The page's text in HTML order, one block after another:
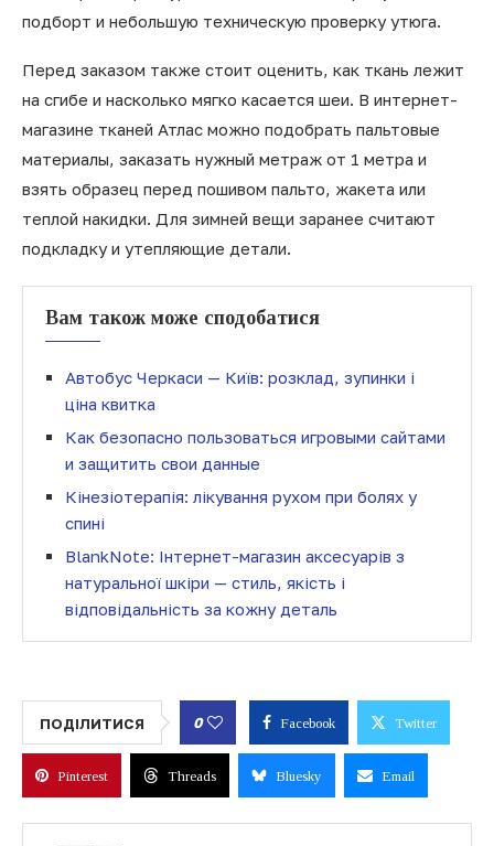
подборт и небольшую техническую проверку утюга.
Перед заказом также стоит оценить, как ткань лежит
на сгибе и насколько мягко касается шеи. В интернет-
магазине тканей Атлас можно подобрать пальтовые
материалы, заказать нужный метраж от 1 метра и
взять образец перед пошивом пальто, жакета или
теплой накидки. Для зимней вещи заранее считают
подкладку и утепляющие детали.
Вам також може сподобатися
Автобус Черкаси — Київ: розклад, зупинки і
ціна квитка
Как безопасно пользоваться игровыми сайтами
и защитить свои данные
Кінезіотерапія: лікування рухом при болях у
спині
BlankNote: Інтернет-магазин аксесуарів з
натуральної шкіри — стиль, якість і
відповідальність за кожну деталь
ПОДІЛИТИСЯ 0 Facebook Twitter
Pinterest Threads Bluesky Email